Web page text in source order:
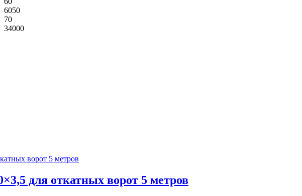
6050
70
34000
для откатных ворот 5 метров